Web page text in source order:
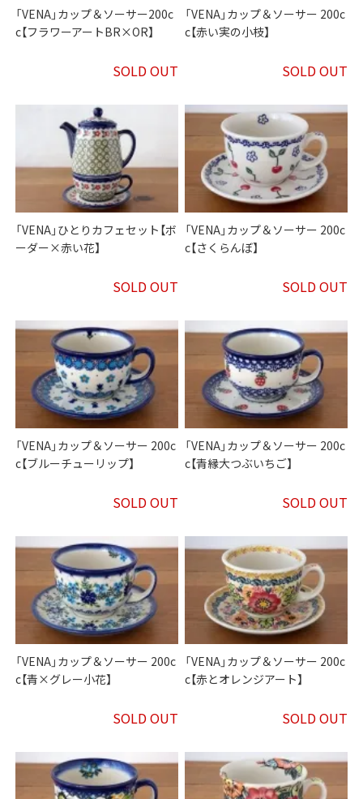
「VENA」カップ＆ソーサー200c
c【フラワーアートBR×OR】
SOLD OUT
「VENA」カップ＆ソーサー 200c
c【赤い実の小枝】
SOLD OUT
「VENA」ひとりカフェセット【ボ
ーダー×赤い花】
SOLD OUT
「VENA」カップ＆ソーサー 200c
c【さくらんぼ】
SOLD OUT
「VENA」カップ＆ソーサー 200c
c【ブルーチューリップ】
SOLD OUT
「VENA」カップ＆ソーサー 200c
c【青縁大つぶいちご】
SOLD OUT
「VENA」カップ＆ソーサー 200c
c【青×グレー小花】
SOLD OUT
「VENA」カップ＆ソーサー 200c
c【赤とオレンジアート】
SOLD OUT